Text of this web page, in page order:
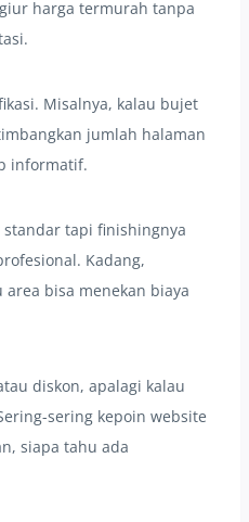
harga termurah tanpa
Misalnya, kalau bujet
jumlah halaman
informatif.
tapi finishingnya
Kadang,
bisa menekan biaya
diskon, apalagi kalau
sering kepoin website
siapa tahu ada